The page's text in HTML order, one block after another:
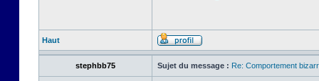
Haut
stephbb75 Sujet du message : Re: Comportement